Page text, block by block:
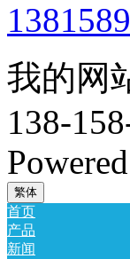
我的网
138-
繁体
首页
产品
新闻